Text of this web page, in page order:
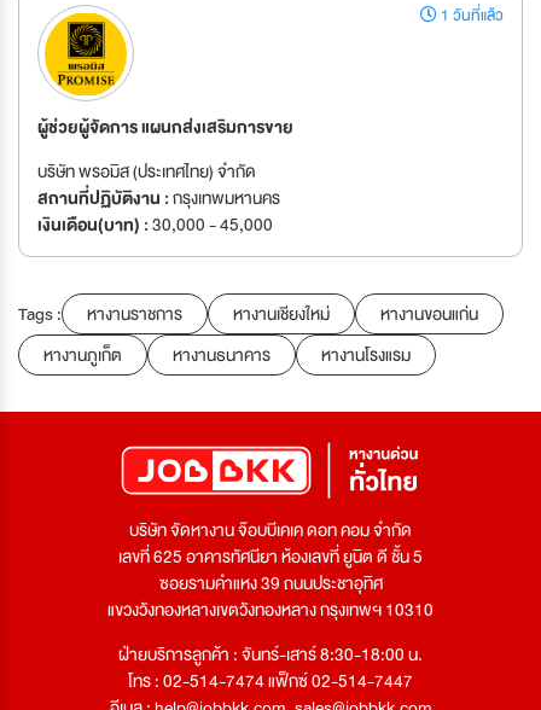
1 วันที่แล้ว
ผู้ช่วยผู้จัดการ แผนกส่งเสริมการขาย
บริษัท พรอมิส (ประเทศไทย) จำกัด
สถานที่ปฏิบัติงาน :กรุงเทพมหานคร
เงินเดือน(บาท) :30,000 - 45,000
Tags : หางานราชการ หางานเชียงใหม่
หางานขอนแก่น
หางานภูเก็ต
หางานธนาคาร หางานโรงแรม
บริษัท จัดหางาน จ๊อบบีเคเค ดอท คอม จำกัด
เลขที่ 625 อาคารทัศนียา ห้องเลขที่ ยูนิต ดี ชั้น 5
ซอยรามคำแหง 39 ถนนประชาอุทิศ
แขวงวังทองหลางเขตวังทองหลาง กรุงเทพฯ 10310
ฝ่ายบริการลูกค้า : จันทร์-เสาร์ 8:30-18:00 น.
โทร : 02-514-7474 แฟ็กซ์ 02-514-7447